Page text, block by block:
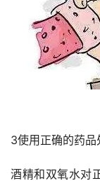
3使用正确的药品
酒精和双氧水对